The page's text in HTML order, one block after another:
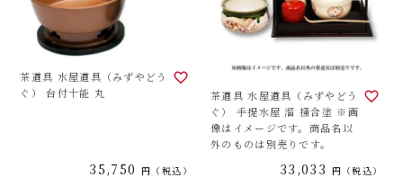
茶道具 水屋道具（みずやどう
ぐ） 台付十能 丸
35,750 税込
茶道具 水屋道具（みずやどう
ぐ） 手提水屋 溜 掻合塗 ※画
像はイメージです。商品名以
外のものは別売りです。
33,033 税込